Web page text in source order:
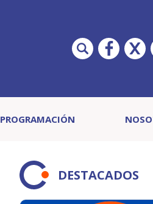
PROGRAMACIÓN
DESTACADOS